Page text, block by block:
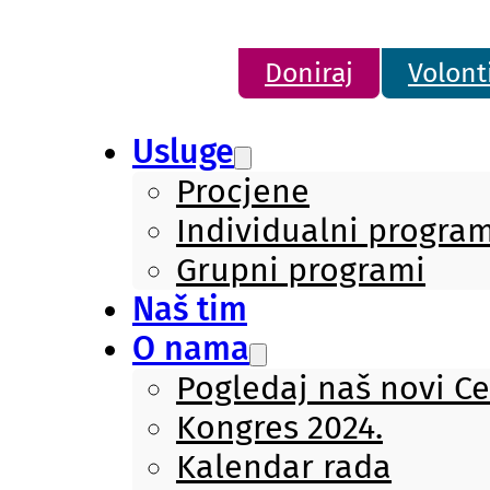
Doniraj
Usluge
Procjene
Individualni
Grupni programi
Naš tim
O nama
Pogledaj naš novi
Kongres 2024.
Kalendar rada